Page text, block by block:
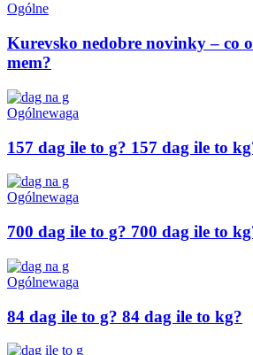
Ogólne
Kurevsko nedobre novinky – co
mem?
Ogólnewaga
157 dag ile to g? 157 dag ile to
Ogólnewaga
700 dag ile to g? 700 dag ile to
Ogólnewaga
84 dag ile to g? 84 dag ile to kg?